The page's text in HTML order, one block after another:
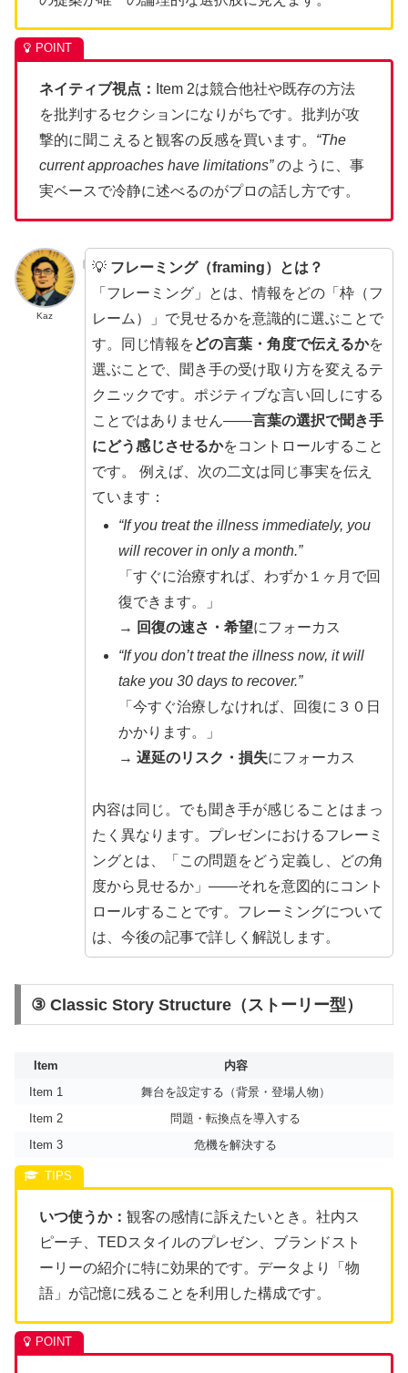
ネイティブ視点： Item 2は競合他社や既存の方法
を批判するセクションになりがちです。批判が攻
撃的に聞こえると観客の反感を買います。 “The
current approaches have limitations”のように、事
実ベースで冷静に述べるのがプロの話し方です。
Kaz
💡 フレーミング（framing）とは？
「フレーミング」とは、情報をどの「枠（フ
レーム）」で見せるかを意識的に選ぶことで
す。同じ情報をどの言葉・角度で伝えるかを
選ぶことで、聞き手の受け取り方を変えるテ
クニックです。ポジティブな言い回しにする
ことではありません——言葉の選択で聞き手
にどう感じさせるかをコントロールすること
です。
例えば、次の二文は同じ事実を伝え
ています：
“If you treat the illness immediately, you
will recover in only a month.”
「すぐに治療すれば、わずか１ヶ月で回
復できます。」
→ 回復の速さ・希望にフォーカス
“If you don’t treat the illness now, it will
take you 30 days to recover.”
「今すぐ治療しなければ、回復に３０日
かかります。」
→ 遅延のリスク・損失にフォーカス
内容は同じ。でも聞き手が感じることはまっ
たく異なります。プレゼンにおけるフレーミ
ングとは、「この問題をどう定義し、どの角
度から見せるか」——それを意図的にコント
ロールすることです。フレーミングについて
は、今後の記事で詳しく解説します。
③ Classic Story Structure（ストーリー型）
Item
内容
Item 1
舞台を設定する（背景・登場人物）
Item 2
問題・転換点を導入する
Item 3
危機を解決する
いつ使うか： 観客の感情に訴えたいとき。社内ス
ピーチ、TEDスタイルのプレゼン、ブランドスト
ーリーの紹介に特に効果的です。データより「物
語」が記憶に残ることを利用した構成です。